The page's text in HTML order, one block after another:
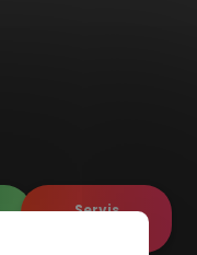
Servis